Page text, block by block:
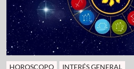
HOROSCOPO INTERÉS GENERAL